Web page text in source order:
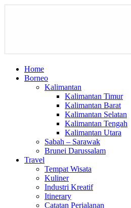
Home
Borneo
Kalimantan
Kalimantan Timur
Kalimantan Barat
Kalimantan Selatan
Kalimantan Tengah
Kalimantan Utara
Sabah – Sarawak
Brunei Darussalam
Travel
Tempat Wisata
Kuliner
Industri Kreatif
Itinerary
Catatan Perjalanan